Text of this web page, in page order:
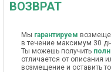
ВОЗВРАТ
Мы гарантируем
в течение максимум 30
Ты можешь получить
отличается от описания
возмещение и оставить